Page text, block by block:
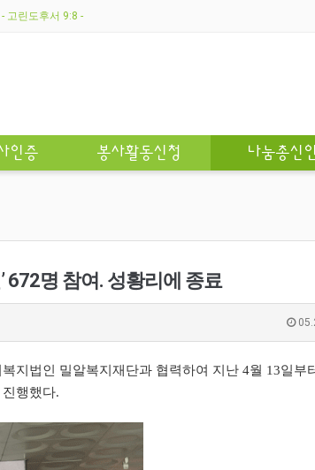
고린도후서 9:8 -
인증 봉사활동신청 나눔총신인
672명 참여. 성황리에 종료
지법인 밀알복지재단과 협력하여 지난 4월 13일부
행했다.